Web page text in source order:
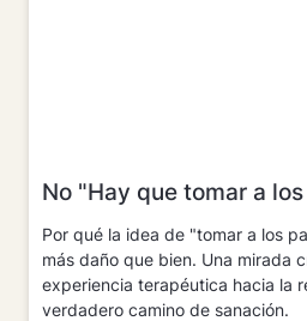
No "Hay que tomar a
Por qué la idea de "tomar a los
más daño que bien. Una mirada
experiencia terapéutica hacia la
verdadero camino de sanación.